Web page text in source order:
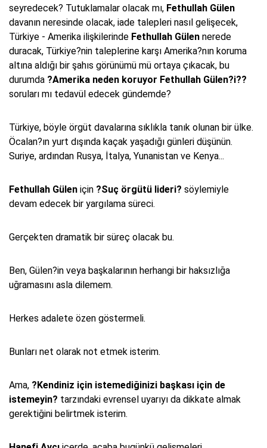
seyredecek? Tutuklamalar olacak mı, Fethullah Gülen
davanın neresinde olacak, iade talepleri nasıl gelişecek,
Türkiye - Amerika ilişkilerinde Fethullah Gülen nerede
duracak, Türkiye?nin taleplerine karşı Amerika?nın koruma
altına aldığı bir şahıs görünümü mü ortaya çıkacak, bu
durumda ?Amerika neden koruyor Fethullah Gülen?i??
soruları mı tedavül edecek gündemde?
Türkiye, böyle örgüt davalarına sıklıkla tanık olunan bir ülke.
Öcalan?ın yurt dışında kaçak yaşadığı günleri düşünün.
Suriye, ardından Rusya, İtalya, Yunanistan ve Kenya...
Fethullah Gülen için ?Suç örgütü lideri? söylemiyle
devam edecek bir yargılama süreci.
Gerçekten dramatik bir süreç olacak bu.
Ben, Gülen?in veya başkalarının herhangi bir haksızlığa
uğramasını asla dilemem.
Herkes adalete özen göstermeli.
Bunları net olarak not etmek isterim.
Ama, ?Kendiniz için istemediğinizi başkası için de
istemeyin? tarzındaki evrensel uyarıyı da dikkate almak
gerektiğini belirtmek isterim.